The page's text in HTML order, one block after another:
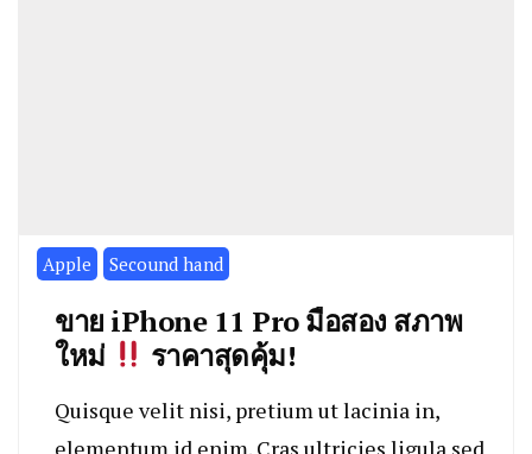
Apple Secound hand
ขาย iPhone 11 Pro มือสอง สภาพ
ใหม่
ราคาสุดคุ้ม!
Quisque velit nisi, pretium ut lacinia in,
elementum id enim. Cras ultricies ligula sed